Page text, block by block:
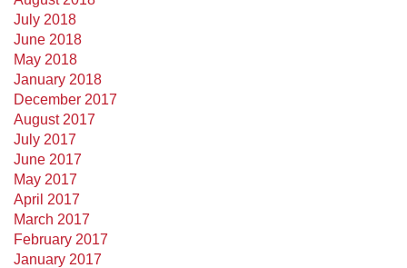
July 2018
June 2018
May 2018
January 2018
December 2017
August 2017
July 2017
June 2017
May 2017
April 2017
March 2017
February 2017
January 2017